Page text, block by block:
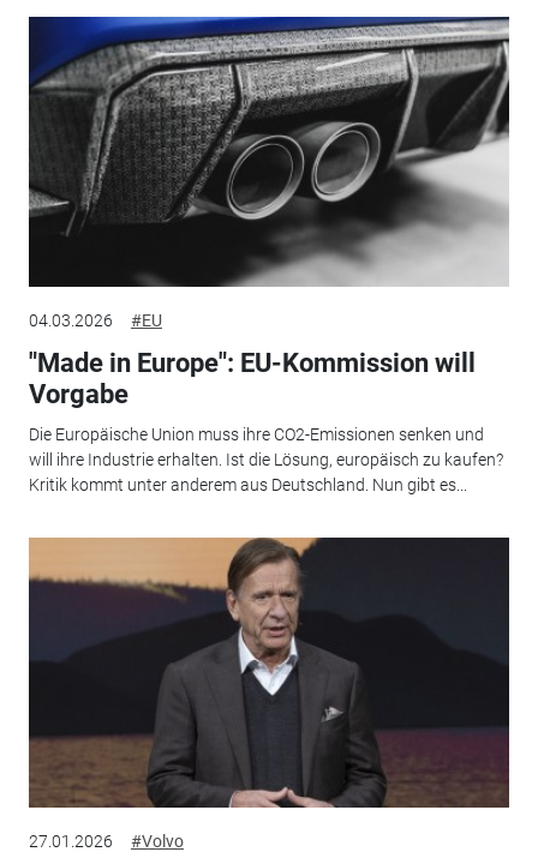
04.03.2026 #EU
"Made in Europe": EU-Kommission will
Vorgabe
Die Europäische Union muss ihre CO2-Emissionen senken und
will ihre Industrie erhalten. Ist die Lösung, europäisch zu kaufen?
Kritik kommt unter anderem aus Deutschland. Nun gibt es...
27.01.2026 #Volvo